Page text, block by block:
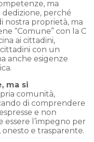
ma
perché
nostra proprietà, ma
“Comune” con la C
ai cittadini,
con un
anche esigenze
ma si
comunità,
di comprendere
e non
essere l’impegno per
e trasparente.